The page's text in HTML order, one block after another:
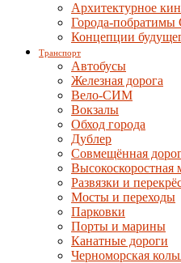
Архитектурное
Города-побратимы
Концепции
Транспорт
Автобусы
Железная дорога
Вело-СИМ
Вокзалы
Обход города
Дублер
Совмещённая
Высокоскоростная
Развязки и
Мосты и переходы
Парковки
Порты и марины
Канатные дороги
Черноморская